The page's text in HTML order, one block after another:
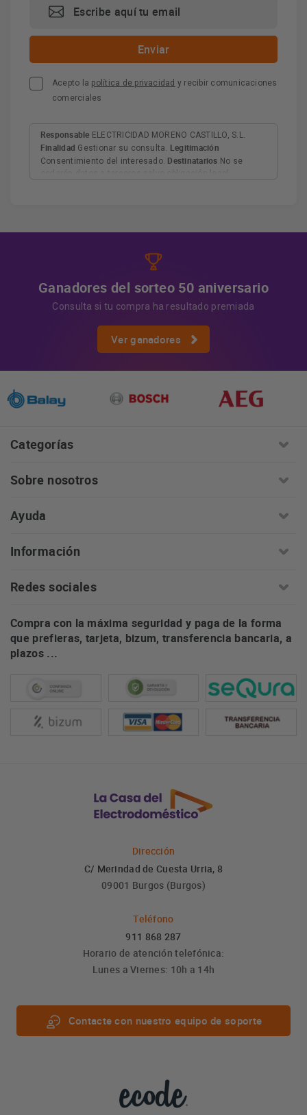
Acepto la política de privacidad y recibir comunicaciones
comerciales
Responsable ELECTRICIDAD MORENO CASTILLO, S.L.
Finalidad Gestionar su consulta. Legitimación
Consentimiento del interesado. Destinatarios No se
Ganadores del sorteo 50 aniversario
Consulta si tu compra ha resultado premiada
Ver ganadores
Categorías
Sobre nosotros
Ayuda
Información
Redes sociales
Compra con la máxima seguridad y paga de la forma
que prefieras, tarjeta, bizum, transferencia bancaria, a
plazos ...
Dirección
C/ Merindad de Cuesta Urria, 8
09001 Burgos (Burgos)
Teléfono
911 868 287
Horario de atención telefónica:
Lunes a Viernes: 10h a 14h
Contacte con nuestro equipo de soporte